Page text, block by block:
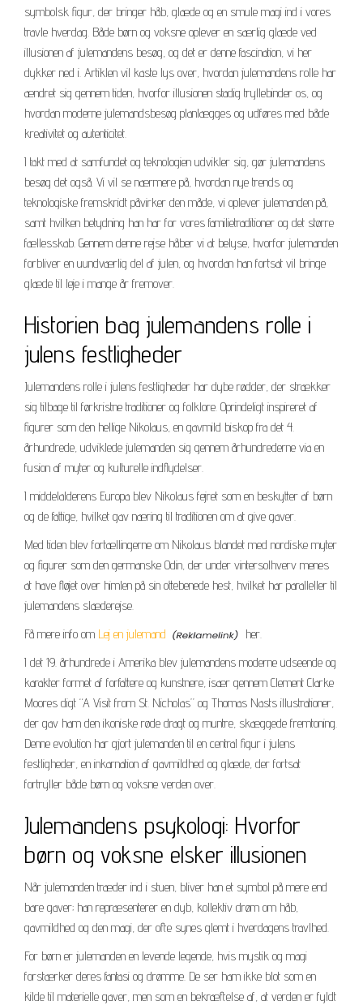
symbolsk figur, der bringer håb, glæde og en smule magi ind i vores
travle hverdag. Både børn og voksne oplever en særlig glæde ved
illusionen af julemandens besøg, og det er denne fascination, vi her
dykker ned i. Artiklen vil kaste lys over, hvordan julemandens rolle har
ændret sig gennem tiden, hvorfor illusionen stadig tryllebinder os, og
hvordan moderne julemandsbesøg planlægges og udføres med både
kreativitet og autenticitet.
I takt med at samfundet og teknologien udvikler sig, gør julemandens
besøg det også. Vi vil se nærmere på, hvordan nye trends og
teknologiske fremskridt påvirker den måde, vi oplever julemanden på,
samt hvilken betydning han har for vores familietraditioner og det større
fællesskab. Gennem denne rejse håber vi at belyse, hvorfor julemanden
forbliver en uundværlig del af julen, og hvordan han fortsat vil bringe
glæde til leje i mange år fremover.
Historien bag julemandens rolle i
julens festligheder
Julemandens rolle i julens festligheder har dybe rødder, der strækker
sig tilbage til førkristne traditioner og folklore. Oprindeligt inspireret af
figurer som den hellige Nikolaus, en gavmild biskop fra det 4.
århundrede, udviklede julemanden sig gennem århundrederne via en
fusion af myter og kulturelle indflydelser.
I middelalderens Europa blev Nikolaus fejret som en beskytter af børn
og de fattige, hvilket gav næring til traditionen om at give gaver.
Med tiden blev fortællingerne om Nikolaus blandet med nordiske myter
og figurer som den germanske Odin, der under vintersolhverv menes
at have fløjet over himlen på sin ottebenede hest, hvilket har paralleller til
julemandens slæderejse.
Få mere info om Lej en julemand
her.
I det 19. århundrede i Amerika blev julemandens moderne udseende og
karakter formet af forfattere og kunstnere, især gennem Clement Clarke
Moores digt “A Visit from St. Nicholas” og Thomas Nasts illustrationer,
der gav ham den ikoniske røde dragt og muntre, skæggede fremtoning.
Denne evolution har gjort julemanden til en central figur i julens
festligheder, en inkarnation af gavmildhed og glæde, der fortsat
fortryller både børn og voksne verden over.
Julemandens psykologi: Hvorfor
børn og voksne elsker illusionen
Når julemanden træder ind i stuen, bliver han et symbol på mere end
bare gaver; han repræsenterer en dyb, kollektiv drøm om håb,
gavmildhed og den magi, der ofte synes glemt i hverdagens travlhed.
For børn er julemanden en levende legende, hvis mystik og magi
forstærker deres fantasi og drømme. De ser ham ikke blot som en
kilde til materielle gaver, men som en bekræftelse af, at verden er fyldt